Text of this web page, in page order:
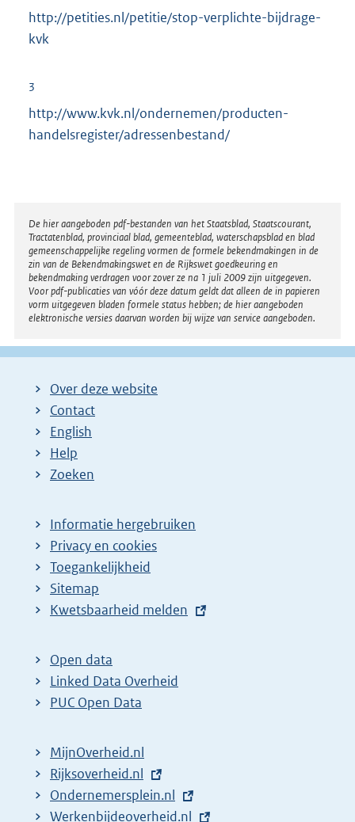
http://petities.nl/petitie/stop-verplichte-bijdrage-
kvk
3
http://www.kvk.nl/ondernemen/producten-
handelsregister/adressenbestand/
Disclaimer
De hier aangeboden pdf-bestanden van het Staatsblad, Staatscourant,
Tractatenblad, provinciaal blad, gemeenteblad, waterschapsblad en blad
gemeenschappelijke regeling vormen de formele bekendmakingen in de
zin van de Bekendmakingswet en de Rijkswet goedkeuring en
bekendmaking verdragen voor zover ze na 1 juli 2009 zijn uitgegeven.
Voor pdf-publicaties van vóór deze datum geldt dat alleen de in papieren
vorm uitgegeven bladen formele status hebben; de hier aangeboden
elektronische versies daarvan worden bij wijze van service aangeboden.
Over deze website
Contact
English
Help
Zoeken
Informatie hergebruiken
Privacy en cookies
Toegankelijkheid
Sitemap
E
t
e
r
l
i
n
Kwetsbaarheid melden
Open data
Linked Data Overheid
PUC Open Data
MijnOverheid.nl
E
x
t
Rijksoverheid.nl
E
x
Ondernemersplein.nl
E
Werkenbijdeoverheid.nl